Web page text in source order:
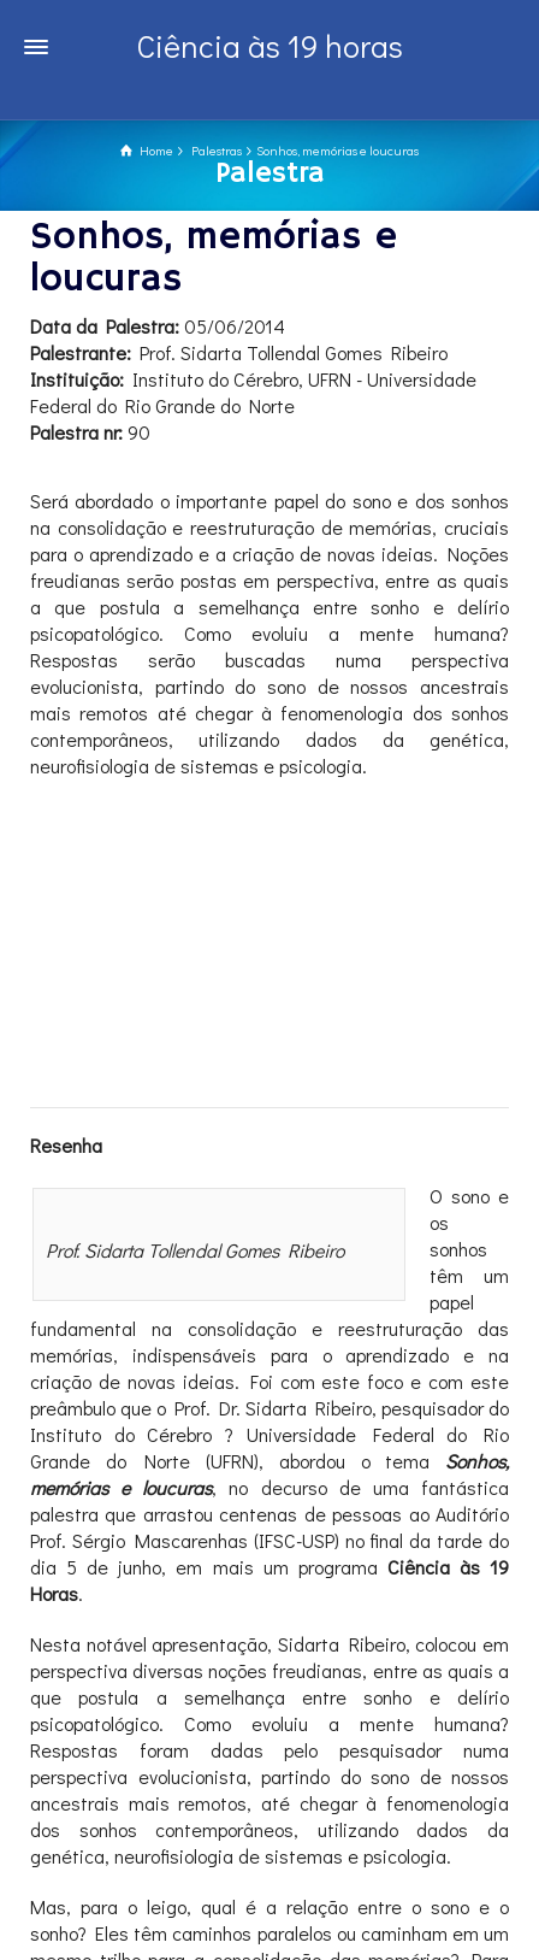
Ciência às 19 horas
Home Palestras Sonhos, memórias e loucuras
Palestra
Sonhos, memórias e
loucuras
Data da Palestra:05/06/2014
Palestrante: Prof. Sidarta Tollendal Gomes Ribeiro
Instituição: Instituto do Cérebro, UFRN - Universidade
Federal do Rio Grande do Norte
Palestra nr:90
Será abordado o importante papel do sono e dos sonhos
na consolidação e reestruturação de memórias, cruciais
para o aprendizado e a criação de novas ideias. Noções
freudianas serão postas em perspectiva, entre as quais
a que postula a semelhança entre sonho e delírio
psicopatológico. Como evoluiu a mente humana?
Respostas serão buscadas numa perspectiva
evolucionista, partindo do sono de nossos ancestrais
mais remotos até chegar à fenomenologia dos sonhos
contemporâneos, utilizando dados da genética,
neurofisiologia de sistemas e psicologia.
Resenha
Prof. Sidarta Tollendal Gomes Ribeiro
O sono e
os
sonhos
têm um
papel
fundamental na consolidação e reestruturação das
memórias, indispensáveis para o aprendizado e na
criação de novas ideias. Foi com este foco e com este
preâmbulo que o Prof. Dr. Sidarta Ribeiro, pesquisador do
Instituto do Cérebro ? Universidade Federal do Rio
Grande do Norte (UFRN), abordou o tema Sonhos,
memórias e loucuras, no decurso de uma fantástica
palestra que arrastou centenas de pessoas ao Auditório
Prof. Sérgio Mascarenhas (IFSC-USP) no final da tarde do
dia 5 de junho, em mais um programa Ciência às 19
Horas.
Nesta notável apresentação, Sidarta Ribeiro, colocou em
perspectiva diversas noções freudianas, entre as quais a
que postula a semelhança entre sonho e delírio
psicopatológico. Como evoluiu a mente humana?
Respostas foram dadas pelo pesquisador numa
perspectiva evolucionista, partindo do sono de nossos
ancestrais mais remotos, até chegar à fenomenologia
dos sonhos contemporâneos, utilizando dados da
genética, neurofisiologia de sistemas e psicologia.
Mas, para o leigo, qual é a relação entre o sono e o
sonho? Eles têm caminhos paralelos ou caminham em um